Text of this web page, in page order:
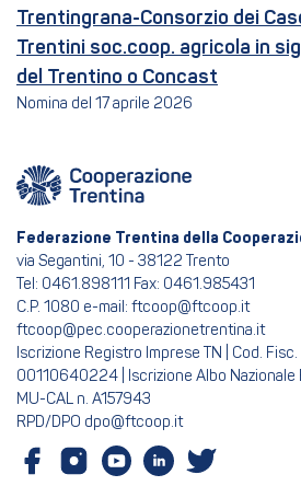
Trentingrana-Consorzio dei
Trentini soc.coop. agricola in
del Trentino o Concast
Nomina del 17 aprile 2026
Federazione Trentina della
via Segantini, 10 - 38122 Trento
Tel: 0461.898111 Fax: 0461.985431
C.P. 1080 e-mail: ftcoop@ftcoop.it
ftcoop@pec.cooperazionetrentina.it
Iscrizione Registro Imprese TN | Cod. Fisc.
00110640224 | Iscrizione Albo Nazionale
MU-CAL n. A157943
RPD/DPO dpo@ftcoop.it